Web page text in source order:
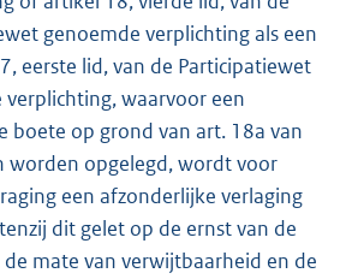
genoemde verplichting als een
eerste lid, van de Participatiewet
verplichting, waarvoor een
boete op grond van art. 18a van
worden opgelegd, wordt voor
een afzonderlijke verlaging
dit gelet op de ernst van de
de mate van verwijtbaarheid en de